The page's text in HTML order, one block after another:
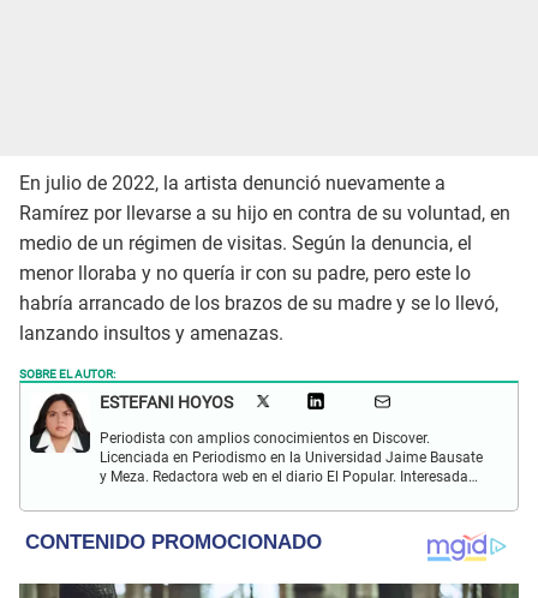
En julio de 2022, la artista denunció nuevamente a
Ramírez por llevarse a su hijo en contra de su voluntad, en
medio de un régimen de visitas. Según la denuncia, el
menor lloraba y no quería ir con su padre, pero este lo
habría arrancado de los brazos de su madre y se lo llevó,
lanzando insultos y amenazas.
SOBRE EL AUTOR:
ESTEFANI HOYOS
Periodista con amplios conocimientos en Discover.
Licenciada en Periodismo en la Universidad Jaime Bausate
y Meza. Redactora web en el diario El Popular. Interesada
internacional; tendencias, películas y series.